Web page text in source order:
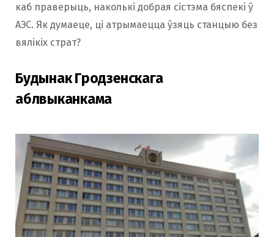
каб праверыць, наколькі добрая сістэма бяспекі ў
АЭС. Як думаеце, ці атрымаецца ўзяць станцыю без
вялікіх страт?
Будынак Гродзенскага
аблвыканкама